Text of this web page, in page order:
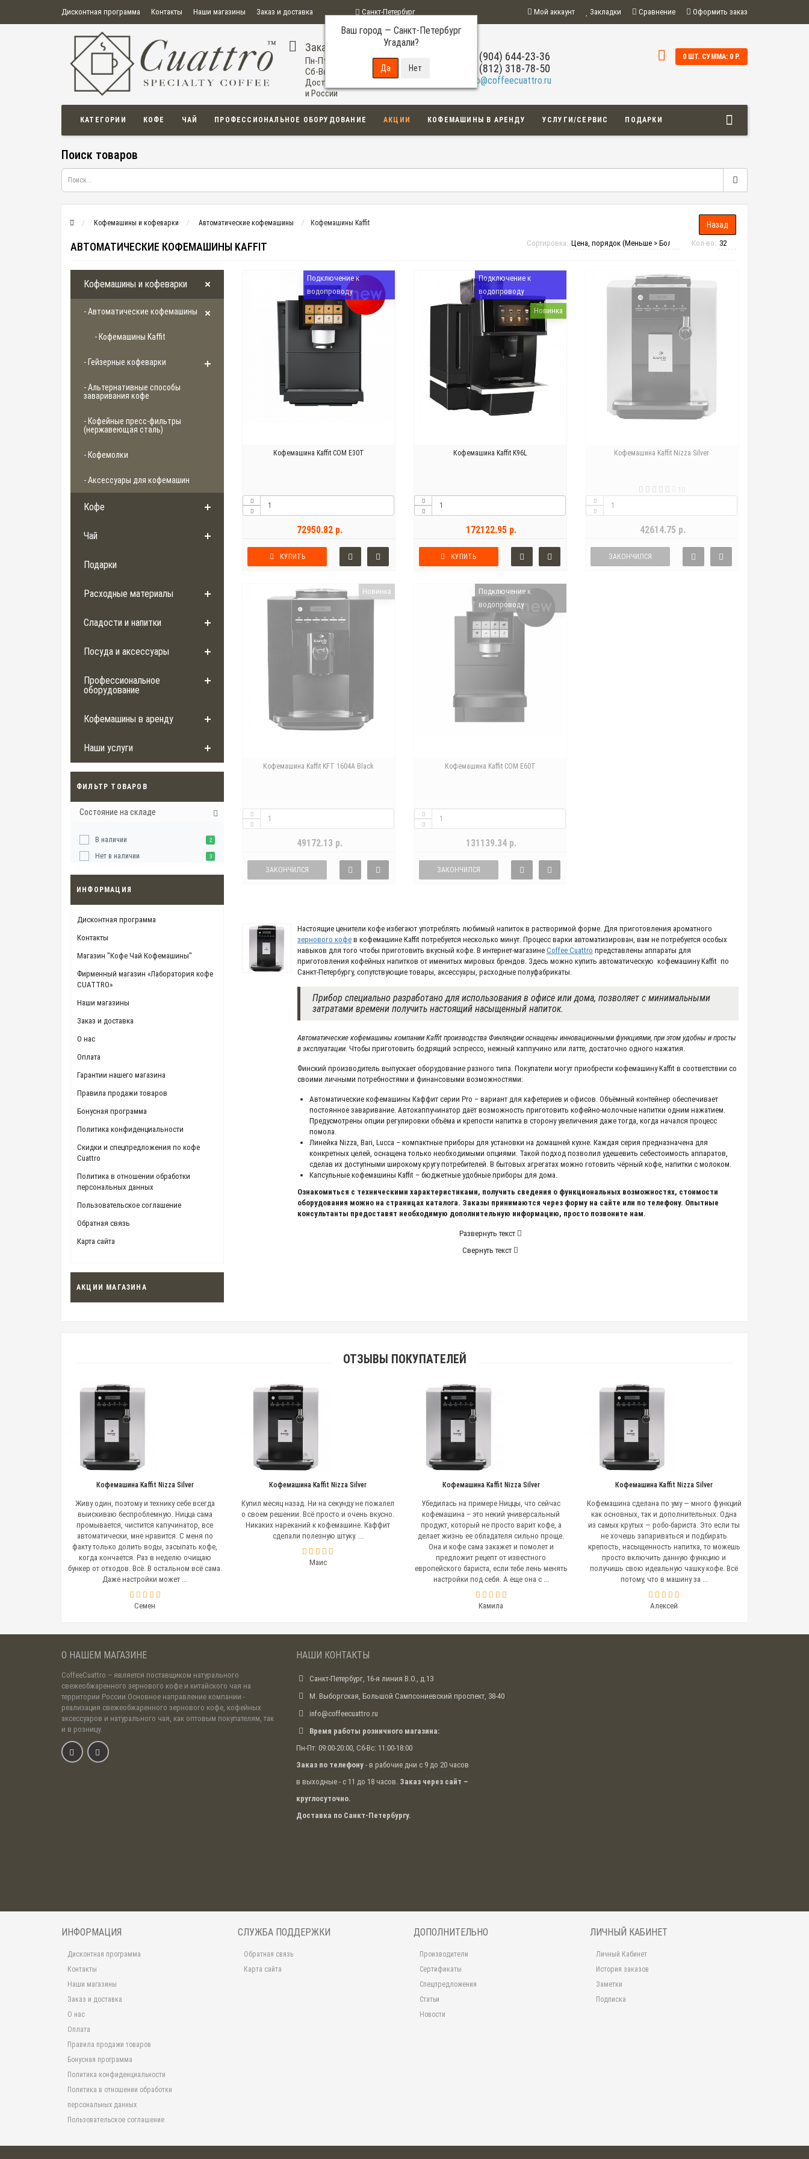
Дисконтная программа Контакты Наши магазины Заказ и доставка
О нас Оплата Правила продажи товаров
Политика конфиденциальности
Политика в отношении обработки персональных данных
Пользовательское соглашение
Санкт-Петербург
Ваш город — Санкт-Петербург
Угадали?
Мой аккаунт Закладки Сравнение Оформить заказ
Заказ по телефону
Пн-Пт: 09:00-20:00
Сб-Вс: 11:00-18:00
Доставка по Санкт-Петербургу
и России
+7 (904) 644-23-36
+7 (812) 318-78-50
info@coffeecuattro.ru
0 ШТ. СУММА: 0 Р.
КАТЕГОРИИ КОФЕ ЧАЙ ПРОФЕССИОНАЛЬНОЕ ОБОРУДОВАНИЕ АКЦИИ КОФЕМАШИНЫ В АРЕНДУ УСЛУГИ/СЕРВИС ПОДАРКИ
Поиск товаров
Кофемашины и кофеварки Автоматические кофемашины Кофемашины Kaffit
АВТОМАТИЧЕСКИЕ КОФЕМАШИНЫ KAFFIT Кол-во:
Сортировка:
Кофемашины и кофеварки
- Автоматические кофемашины
- Кофемашины Kaffit
- Гейзерные кофеварки
- Альтернативные способы
заваривания кофе
- Кофейные пресс-фильтры
(нержавеющая сталь)
- Кофемолки
- Аксессуары для кофемашин
Кофе
Чай
Подарки
Расходные материалы
Сладости и напитки
Посуда и аксессуары
Профессиональное
оборудование
Кофемашины в аренду
Наши услуги
ФИЛЬТР ТОВАРОВ
Состояние на складе
В наличии 2
Нет в наличии 3
ИНФОРМАЦИЯ
Дисконтная программа
Контакты
Магазин "Кофе Чай Кофемашины"
Фирменный магазин «Лаборатория кофе
CUATTRO»
Наши магазины
Заказ и доставка
О нас
Оплата
Гарантии нашего магазина
Правила продажи товаров
Бонусная программа
Политика конфиденциальности
Скидки и спецпредложения по кофе
Cuattro
Политика в отношении обработки
персональных данных
Пользовательское соглашение
Обратная связь
Карта сайта
АКЦИИ МАГАЗИНА
Подключение к
водопроводу
Кофемашина Kaffit COM E30T
72950.82 р.
КУПИТЬ
Подключение к
водопроводу
Новинка
Кофемашина Kaffit K96L
172122.95 р.
КУПИТЬ
Кофемашина Kaffit Nizza Silver
42614.75 р.
ЗАКОНЧИЛСЯ
Новинка
Кофемашина Kaffit KFT 1604A Black
49172.13 р.
ЗАКОНЧИЛСЯ
Подключение к
водопроводу
Кофемашина Kaffit COM E60T
131139.34 р.
ЗАКОНЧИЛСЯ
Настоящие ценители кофе избегают употреблять любимый напиток в растворимой форме. Для приготовления ароматного
зернового кофе в кофемашине Kaffit потребуется несколько минут. Процесс варки автоматизирован, вам не потребуется особых
навыков для того чтобы приготовить вкусный кофе. В интернет-магазине Coffee Cuattro представлены аппараты для
приготовления кофейных напитков от именитых мировых брендов. Здесь можно купить автоматическую кофемашину Kaffit по
Санкт-Петербургу, сопутствующие товары, аксессуары, расходные полуфабрикаты.
Прибор специально разработано для использования в офисе или дома, позволяет с минимальными
затратами времени получить настоящий насыщенный напиток.
Автоматические кофемашины компании Kaffit производства Финляндии оснащены инновационными функциями, при этом удобны и просты
в эксплуатации. Чтобы приготовить бодрящий эспрессо, нежный каппучино или латте, достаточно одного нажатия.
Финский производитель выпускает оборудование разного типа. Покупатели могут приобрести кофемашину Kaffit в соответствии со
своими личными потребностями и финансовыми возможностями:
Автоматические кофемашины Каффит серии Pro – вариант для кафетериев и офисов. Объёмный контейнер обеспечивает
постоянное заваривание. Автокаппучинатор даёт возможность приготовить кофейно-молочные напитки одним нажатием.
Предусмотрены опции регулировки объёма и крепости напитка в сторону увеличения даже тогда, когда начался процесс
помола.
Линейка Nizza, Bari, Lucca – компактные приборы для установки на домашней кухне. Каждая серия предназначена для
конкретных целей, оснащена только необходимыми опциями. Такой подход позволил удешевить себестоимость аппаратов,
сделав их доступными широкому кругу потребителей. В бытовых агрегатах можно готовить чёрный кофе, напитки с молоком.
Капсульные кофемашины Kaffit – бюджетные удобные приборы для дома.
Ознакомиться с техническими характеристиками, получить сведения о функциональных возможностях, стоимости
оборудования можно на страницах каталога. Заказы принимаются через форму на сайте или по телефону. Опытные
консультанты предоставят необходимую дополнительную информацию, просто позвоните нам.
Развернуть текст
Свернуть текст
ОТЗЫВЫ ПОКУПАТЕЛЕЙ
Кофемашина Kaffit Nizza Silver
Живу один, поэтому и технику себе всегда
выискиваю беспроблемную. Ницца сама
промывается, чистится капучинатор, все
автоматически, мне нравится. С меня по
факту только долить воды, засыпать кофе,
когда кончается. Раз в неделю очищаю
бункер от отходов. Всё. В остальном всё сама.
Даже настройки может ...
Семен
Кофемашина Kaffit Nizza Silver
Купил месяц назад. Ни на секунду не пожалел
о своем решении. Всё просто и очень вкусно.
Никаких нареканий к кофемашине. Каффит
сделали полезную штуку. ...
Маис
Кофемашина Kaffit Nizza Silver
Убедилась на примере Ниццы, что сейчас
кофемашина – это некий универсальный
продукт, который не просто варит кофе, а
делает жизнь ее обладателя сильно проще.
Она и кофе сама закажет и помолет и
предложит рецепт от известного
европейского бариста, если тебе лень менять
настройки под себя. А еще она с ...
Камила
Кофемашина Kaffit Nizza Silver
Кофемашина сделана по уму — много функций
как основных, так и дополнительных. Одна
из самых крутых — робо-бариста. Это если ты
не хочешь запариваться и подбирать
крепость, насыщенность напитка, то можешь
просто включить данную функцию и
получишь свою идеальную чашку кофе. Всё
потому, что в машину за ...
Алексей
О НАШЕМ МАГАЗИНЕ
CoffeeCuattro – является поставщиком натурального
свежеобжаренного зернового кофе и китайского чая на
территории России.Основное направление компании -
реализация свежеобжаренного зернового кофе, кофейных
аксессуаров и натурального чая, как оптовым покупателям, так
и в розницу.
НАШИ КОНТАКТЫ
Санкт-Петербург, 16-я линия В.О., д.13
М. Выборгская, Большой Сампсониевский проспект, 38-40
info@coffeecuattro.ru
Время работы розничного магазина:
Пн-Пт: 09:00-20:00, Сб-Вс: 11:00-18:00
Заказ по телефону - в рабочие дни с 9 до 20 часов
в выходные - с 11 до 18 часов. Заказ через сайт –
круглосуточно.
Доставка по Санкт-Петербургу.
ИНФОРМАЦИЯ
Дисконтная программа
Контакты
Наши магазины
Заказ и доставка
О нас
Оплата
Правила продажи товаров
Бонусная программа
Политика конфиденциальности
Политика в отношении обработки
персональных данных
Пользовательское соглашение
СЛУЖБА ПОДДЕРЖКИ
Обратная связь
Карта сайта
ДОПОЛНИТЕЛЬНО
Производители
Сертификаты
Спецпредложения
Статьи
Новости
ЛИЧНЫЙ КАБИНЕТ
Личный Кабинет
История заказов
Заметки
Подписка